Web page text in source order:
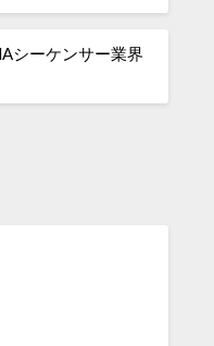
シーケンサー業界